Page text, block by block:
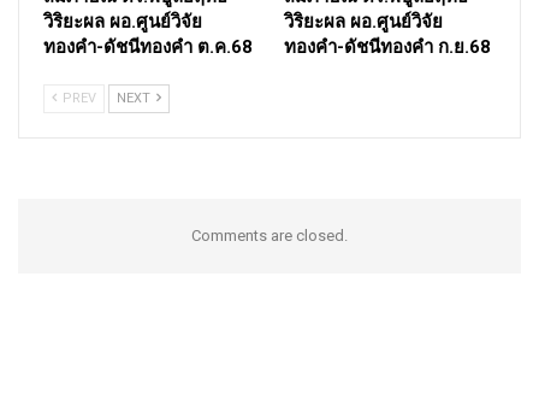
วิริยะผล ผอ.ศูนย์วิจัย
ทองคำ-ดัชนีทองคำ ต.ค.68
วิริยะผล ผอ.ศูนย์วิจัย
ทองคำ-ดัชนีทองคำ ก.ย.68
PREV NEXT
Comments are closed.